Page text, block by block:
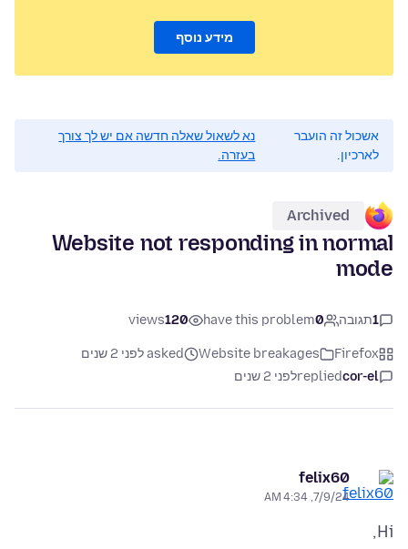
מידע נוסף
אשכול זה הועבר
לארכיון.
נא לשאול שאלה חדשה אם יש לך צורך
בעזרה.
Archived
Website not responding in normal
mode
1תגובה 0
have this problem
120
views
Firefox
Website breakages
asked לפני 2 שנים
cor-el
repliedלפני 2 שנים
felix60
7/9/24, 4:34 AM
Hi,